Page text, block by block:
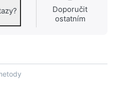
Doporučit
ostatním